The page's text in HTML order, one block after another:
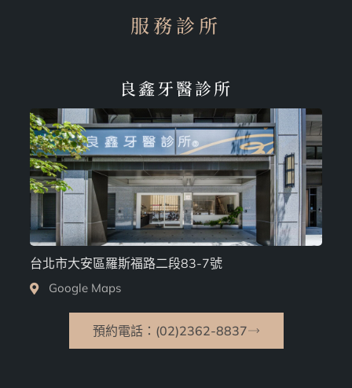
服務診所
良鑫牙醫診所
台北市大安區羅斯福路二段83-7號
Google Maps
預約電話：(02)2362-8837